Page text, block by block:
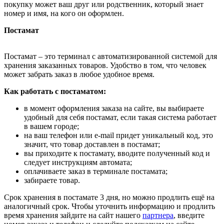
покупку может ваш друг или родственник, который знает
номер и имя, на кого он оформлен.
Постамат
Постамат – это терминал с автоматизированной системой для
хранения заказанных товаров. Удобство в том, что человек
может забрать заказ в любое удобное время.
Как работать с постаматом:
в момент оформления заказа на сайте, вы выбираете
удобный для себя постамат, если такая система работает
в вашем городе;
на ваш телефон или e-mail придет уникальный код, это
значит, что товар доставлен в постамат;
вы приходите к постамату, вводите полученный код и
следует инструкциям автомата;
оплачиваете заказ в терминале постамата;
забираете товар.
Срок хранения в постамате 3 дня, но можно продлить ещё на
аналогичный срок. Чтобы уточнить информацию и продлить
время хранения зайдите на сайт нашего партнера, введите